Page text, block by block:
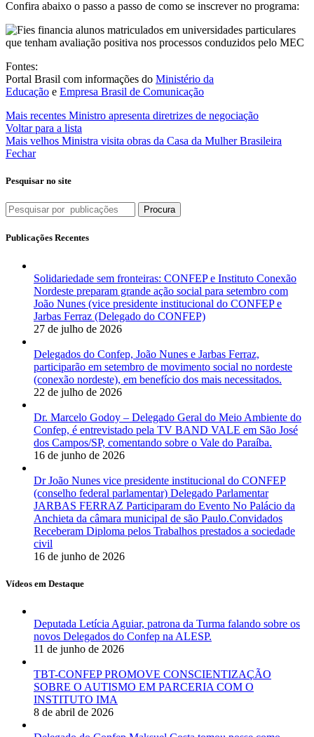
Confira abaixo o passo a passo de como se inscrever no programa:
Fontes:
Portal Brasil com informações do Ministério da
Educação e Empresa Brasil de Comunicação
Mais recentes Ministro apresenta diretrizes de negociação
Voltar para a lista
Mais velhos Ministra visita obras da Casa da Mulher Brasileira
Fechar
Pesquisar no site
Procura
Publicações Recentes
Solidariedade sem fronteiras: CONFEP e Instituto Conexão
Nordeste preparam grande ação social para setembro com
João Nunes (vice presidente institucional do CONFEP e
Jarbas Ferraz (Delegado do CONFEP)
27 de julho de 2026
Delegados do Confep, João Nunes e Jarbas Ferraz,
participarão em setembro de movimento social no nordeste
(conexão nordeste), em benefício dos mais necessitados.
22 de julho de 2026
Dr. Marcelo Godoy – Delegado Geral do Meio Ambiente do
Confep, é entrevistado pela TV BAND VALE em São José
dos Campos/SP, comentando sobre o Vale do Paraíba.
16 de junho de 2026
Dr João Nunes vice presidente institucional do CONFEP
(conselho federal parlamentar) Delegado Parlamentar
JARBAS FERRAZ Participaram do Evento No Palácio da
Anchieta da câmara municipal de são Paulo.Convidados
Receberam Diploma pelos Trabalhos prestados a sociedade
civil
16 de junho de 2026
Vídeos em Destaque
Deputada Letícia Aguiar, patrona da Turma falando sobre os
novos Delegados do Confep na ALESP.
11 de junho de 2026
TBT-CONFEP PROMOVE CONSCIENTIZAÇÃO
SOBRE O AUTISMO EM PARCERIA COM O
INSTITUTO IMA
8 de abril de 2026